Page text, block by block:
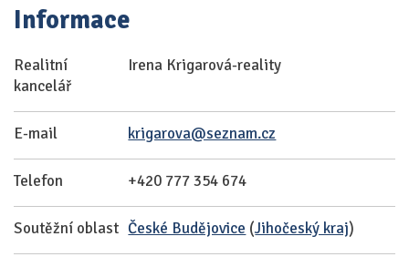
Informace
Realitní
kancelář
Irena Krigarová-reality
E-mail krigarova@seznam.cz
Telefon +420 777 354 674
Soutěžní oblast České Budějovice (Jihočeský kraj)